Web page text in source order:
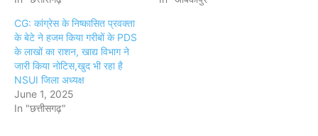
CG: कांग्रेस के निष्कासित प्रवक्ता
के बेटे ने हजम किया गरीबों के PDS
के लाखों का राशन, खाद्य विभाग ने
जारी किया नोटिस,खुद भी रहा है
NSUI जिला अध्यक्ष
June 1, 2025
In "छत्तीसगढ़"